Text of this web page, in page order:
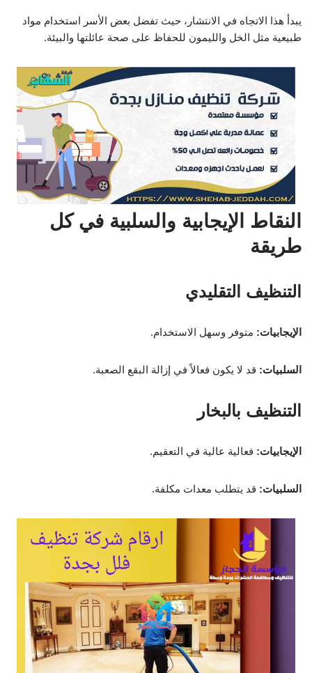
يبدأ هذا الاتجاه في الانتشار، حيث تفضل بعض الأسر استخدام مواد
طبيعية مثل الخل والليمون للحفاظ على صحة عائلتها والبيئة.
النقاط الإيجابية والسلبية في كل
طريقة
التنظيف التقليدي
الإيجابيات: متوفر وسهل الاستخدام.
السلبيات: قد لا يكون فعالاً في إزالة البقع الصعبة.
التنظيف بالبخار
الإيجابيات: فعالية عالية في التعقيم.
السلبيات: قد يتطلب معدات مكلفة.